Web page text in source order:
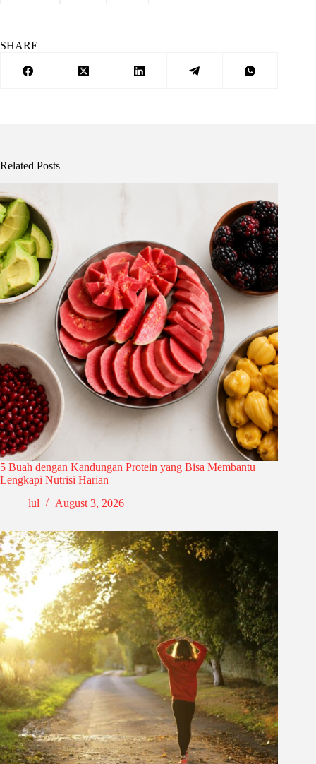
SHARE
Related Posts
5 Buah dengan Kandungan Protein yang Bisa Membantu
Lengkapi Nutrisi Harian
lul
August 3, 2026